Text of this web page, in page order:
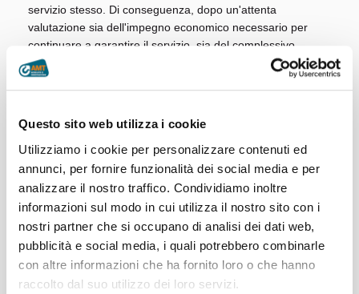
Questo sito web utilizza i cookie
Utilizziamo i cookie per personalizzare contenuti ed
annunci, per fornire funzionalità dei social media e per
analizzare il nostro traffico. Condividiamo inoltre
informazioni sul modo in cui utilizza il nostro sito con i
nostri partner che si occupano di analisi dei dati web,
pubblicità e social media, i quali potrebbero combinarle
con altre informazioni che ha fornito loro o che hanno
raccolto dal suo utilizzo dei loro servizi.
servizio stesso. Di conseguenza, dopo un'attenta
valutazione sia dell'impegno economico necessario per
continuare a garantire il servizio, sia del complessivo
riscontro sul territorio, anche il bilancio costi-benefici non
risulta sostenibile.
luglio.
25/07/2025